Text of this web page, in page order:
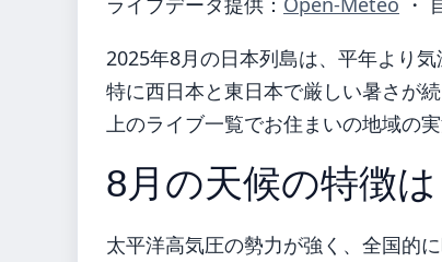
2025年8月の日本列島は、平年より気
特に西日本と東日本で厳しい暑さが続
上のライブ一覧でお住まいの地域の
8月の天候の特徴は
太平洋高気圧の勢力が強く、全国的